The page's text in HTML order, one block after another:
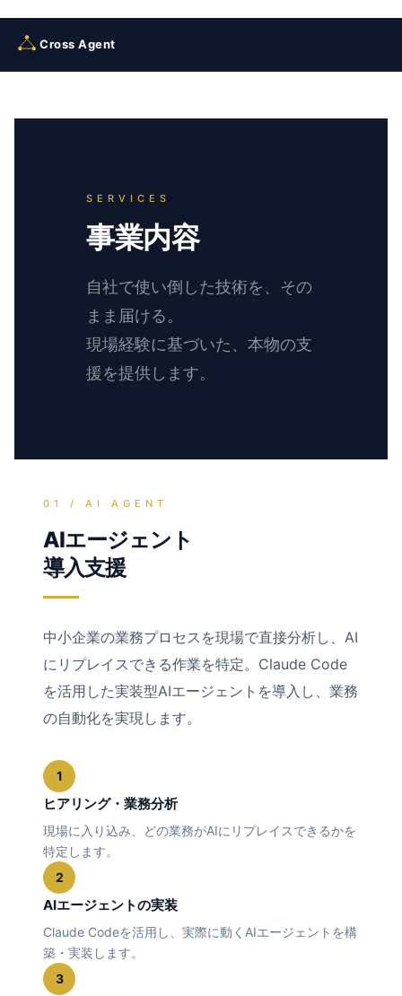
content
Cross Agent
SERVICES
事業内容
自社で使い倒した技術を、その
まま届ける。
現場経験に基づいた、本物の支
援を提供します。
01 / AI AGENT
AIエージェント
導入支援
中小企業の業務プロセスを現場で直接分析し、AI
にリプレイスできる作業を特定。Claude Code
を活用した実装型AIエージェントを導入し、業務
の自動化を実現します。
1
ヒアリング・業務分析
現場に入り込み、どの業務がAIにリプレイスできるかを
特定します。
2
AIエージェントの実装
Claude Codeを活用し、実際に動くAIエージェントを構
築・実装します。
3